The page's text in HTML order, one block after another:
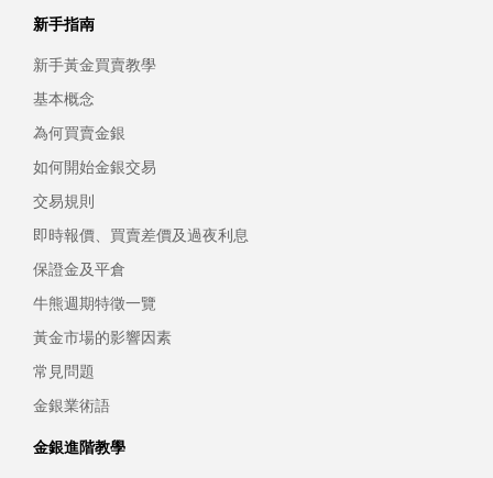
新手指南
新手黃金買賣教學
基本概念
為何買賣金銀
如何開始金銀交易
交易規則
即時報價、買賣差價及過夜利息
保證金及平倉
牛熊週期特徵一覽
黃金市場的影響因素
常見問題
金銀業術語
金銀進階教學